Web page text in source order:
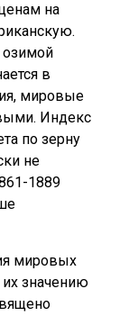
на
озимой
в
мировые
Индекс
по зерну
не
1889
мировых
значению